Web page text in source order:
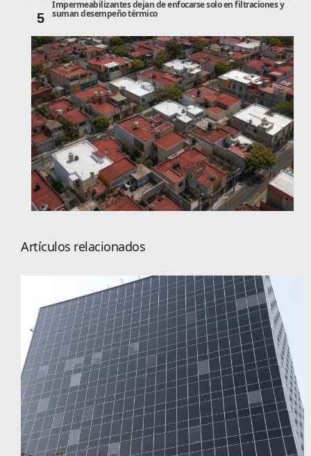
5
Impermeabilizantes dejan de enfocarse solo en filtraciones y
suman desempeño térmico
Artículos relacionados